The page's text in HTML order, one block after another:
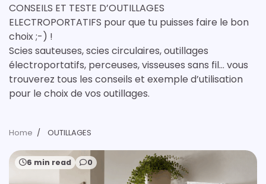
CONSEILS ET TESTE D’OUTILLAGES
ELECTROPORTATIFS pour que tu puisses faire le bon
choix ;-) !
Scies sauteuses, scies circulaires, outillages
électroportatifs, perceuses, visseuses sans fil… vous
trouverez tous les conseils et exemple d’utilisation
pour le choix de vos outillages.
Home OUTILLAGES
6 min read 0